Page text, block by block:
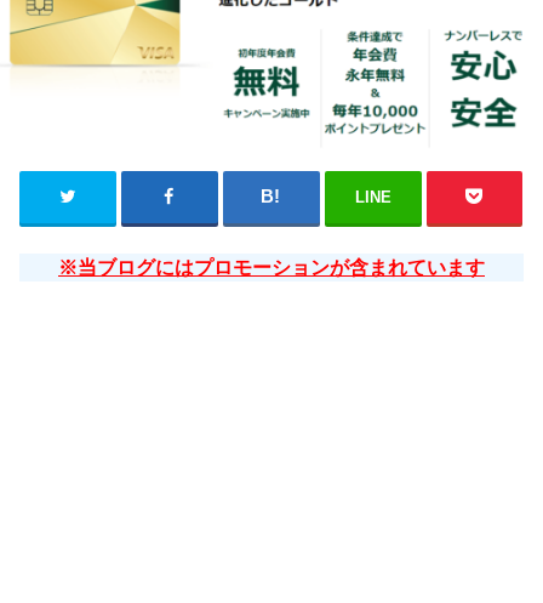
LINE
※当ブログにはプロモーションが含まれています